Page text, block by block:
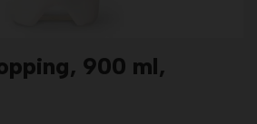
900 ml,